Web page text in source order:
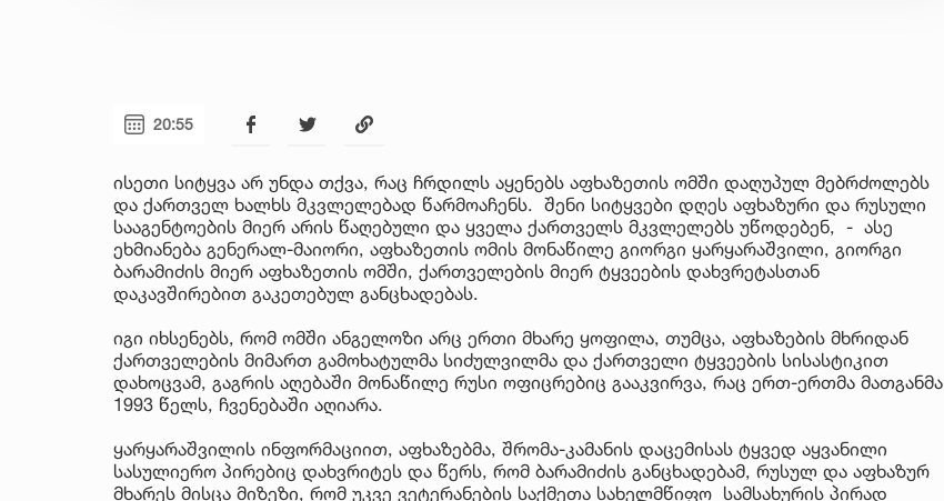
20:55
ისეთი სიტყვა არ უნდა თქვა, რაც ჩრდილს აყენებს აფხაზეთის ომში დაღუპულ მებრძოლებს
და ქართველ ხალხს მკვლელებად წარმოაჩენს. შენი სიტყვები დღეს აფხაზური და რუსული
სააგენტოების მიერ არის წაღებული და ყველა ქართველს მკვლელებს უწოდებენ, - ასე
ეხმიანება გენერალ-მაიორი, აფხაზეთის ომის მონაწილე გიორგი ყარყარაშვილი, გიორგი
ბარამიძის მიერ აფხაზეთის ომში, ქართველების მიერ ტყვეების დახვრეტასთან
დაკავშირებით გაკეთებულ განცხადებას.
იგი იხსენებს, რომ ომში ანგელოზი არც ერთი მხარე ყოფილა, თუმცა, აფხაზების მხრიდან
ქართველების მიმართ გამოხატულმა სიძულვილმა და ქართველი ტყვეების სისასტიკით
დახოცვამ, გაგრის აღებაში მონაწილე რუსი ოფიცრებიც გააკვირვა, რაც ერთ-ერთმა მათგანმა
1993 წელს, ჩვენებაში აღიარა.
ყარყარაშვილის ინფორმაციით, აფხაზებმა, შრომა-კამანის დაცემისას ტყვედ აყვანილი
სასულიერო პირებიც დახვრიტეს და წერს, რომ ბარამიძის განცხადებამ, რუსულ და აფხაზურ
მხარეს მისცა მიზეზი, რომ უკვე ვეტერანების საქმეთა სახელმწიფო სამსახურის პირად